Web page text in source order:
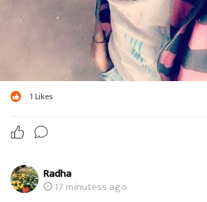
1 Likes
Radha
17 minutess ago